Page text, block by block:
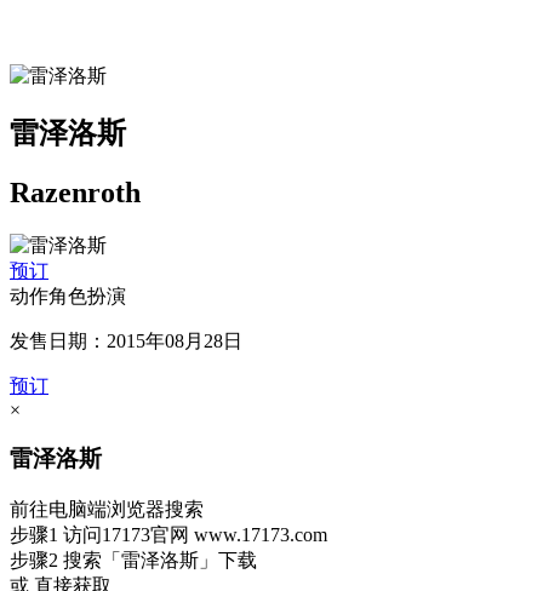
雷泽洛斯
Razenroth
预订
动作角色扮演
发售日期：2015年08月28日
预订
×
雷泽洛斯
前往电脑端浏览器搜索
步骤1 访问17173官网 www.17173.com
步骤2 搜索 「雷泽洛斯」 下载
或 直接获取